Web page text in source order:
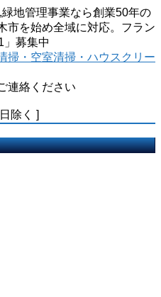
地管理事業なら創業50年の
市を始め全域に対応。フラン
」募集中
連絡ください
除く ]